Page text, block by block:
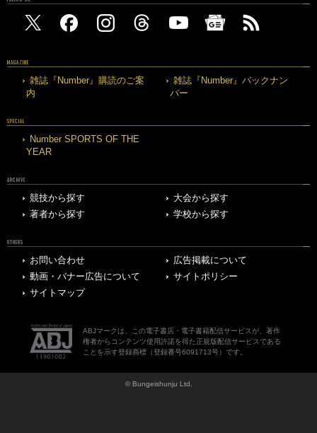
MAGAZINE
雑誌『Number』購読のご案
内
雑誌『Number』バックナン
バー
SPECIAL
Number SPORTS OF THE
YEAR
ARCHIVE
競技から探す
大会から探す
著者から探す
学校から探す
OTHERS
お問い合わせ
広告掲載について
動画・バナー広告について
サイトポリシー
サイトマップ
ABJマークは、この電子書店・電子書籍配信サービスが、著作
権者からコンテンツ使用許諾を得た正規版配信サービスである
ことを示す登録商標（登録番号6091713号）です。
© Bungeishunju Ltd.